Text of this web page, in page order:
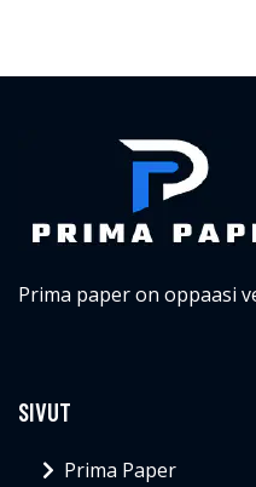
Prima paper on oppaasi
SIVUT
Prima Paper